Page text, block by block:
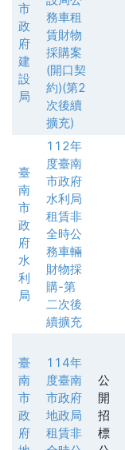
市
政
府
建
設
局
務車租
賃財物
採購案
(開口契
約)(第2
次後續
擴充)
臺
南
市
政
府
水
利
局
112年
度臺南
市政府
水利局
租賃非
全時公
務車輛
財物採
購-第
二次後
續擴充
臺
南
市
政
府
114年
度臺南
市政府
地政局
租賃非
公
開
招
標